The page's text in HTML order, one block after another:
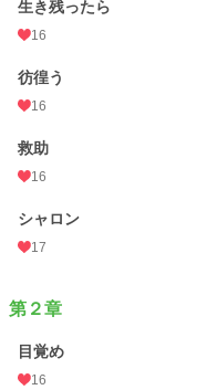
生き残ったら
16
彷徨う
16
救助
16
シャロン
17
第２章
目覚め
16